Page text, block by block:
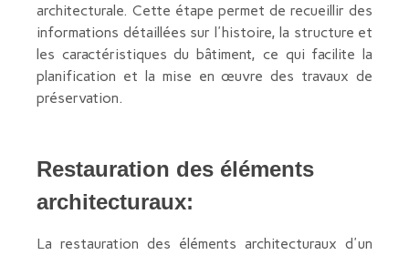
architecturale. Cette étape permet de recueillir des
informations détaillées sur l'histoire, la structure et
les caractéristiques du bâtiment, ce qui facilite la
planification et la mise en œuvre des travaux de
préservation.
Restauration des éléments
architecturaux:
La restauration des éléments architecturaux d'un